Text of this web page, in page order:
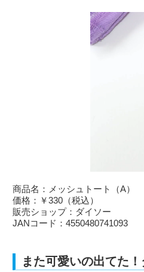
商品名：メッシュトート（A）
価格：￥330（税込）
販売ショップ：ダイソー
JANコード：4550480741093
また可愛いの出てた